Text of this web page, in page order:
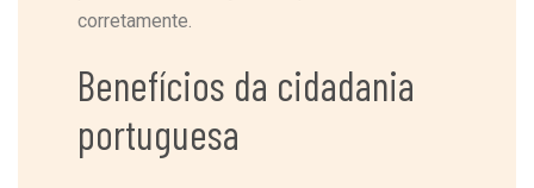
corretamente.
Benefícios da cidadania
portuguesa